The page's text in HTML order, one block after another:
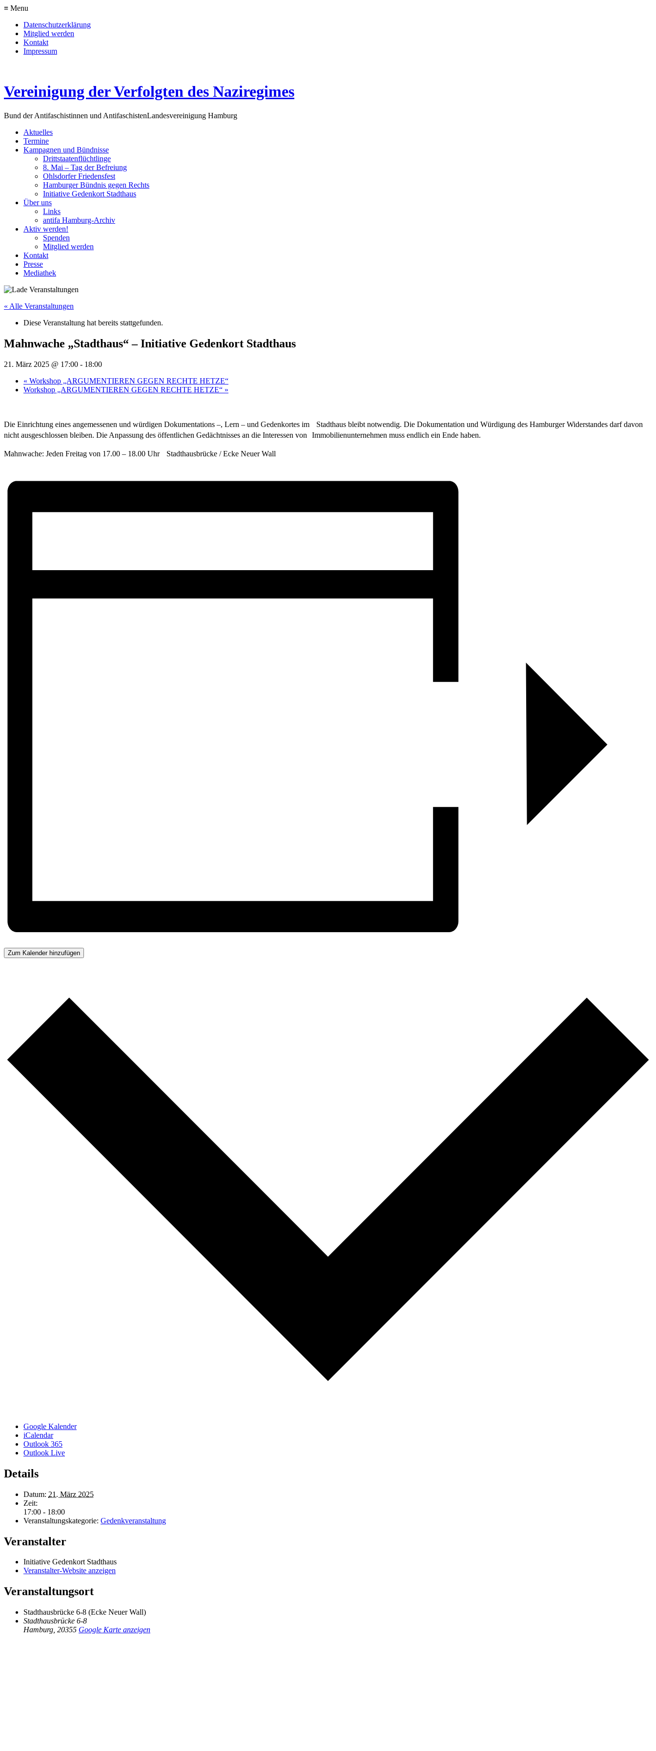
≡ Menu
Datenschutzerklärung
Mitglied werden
Kontakt
Impressum
Vereinigung der Verfolgten des Naziregimes
Bund der Antifaschistinnen und AntifaschistenLandesvereinigung Hamburg
Aktuelles
Termine
Kampagnen und Bündnisse
Drittstaatenflüchtlinge
8. Mai – Tag der Befreiung
Ohlsdorfer Friedensfest
Hamburger Bündnis gegen Rechts
Initiative Gedenkort Stadthaus
Über uns
Links
antifa Hamburg-Archiv
Aktiv werden!
Spenden
Mitglied werden
Kontakt
Presse
Mediathek
« Alle Veranstaltungen
Diese Veranstaltung hat bereits stattgefunden.
Mahnwache „Stadthaus“ – Initiative Gedenkort Stadthaus
21. März 2025 @ 17:00 - 18:00
« Workshop „ARGUMENTIEREN GEGEN RECHTE HETZE“
Workshop „ARGUMENTIEREN GEGEN RECHTE HETZE“ »
Die Einrichtung eines angemessenen und würdigen Dokumentations –, Lern – und Gedenkortes im Stadthaus bleibt notwendig. Die Dokumentation und Würdigung des Hamburger Widerstandes darf davon
nicht ausgeschlossen bleiben. Die Anpassung des öffentlichen Gedächtnisses an die Interessen von Immobilienunternehmen muss endlich ein Ende haben.
Mahnwache: Jeden Freitag von 17.00 – 18.00 Uhr Stadthausbrücke / Ecke Neuer Wall
Zum Kalender hinzufügen
Google Kalender
iCalendar
Outlook 365
Outlook Live
Details
Datum: 21. März 2025
Zeit:
17:00 - 18:00
Veranstaltungskategorie: Gedenkveranstaltung
Veranstalter
Initiative Gedenkort Stadthaus
Veranstalter-Website anzeigen
Veranstaltungsort
Stadthausbrücke 6-8 (Ecke Neuer Wall)
Stadthausbrücke 6-8
Hamburg 20355 Google Karte anzeigen